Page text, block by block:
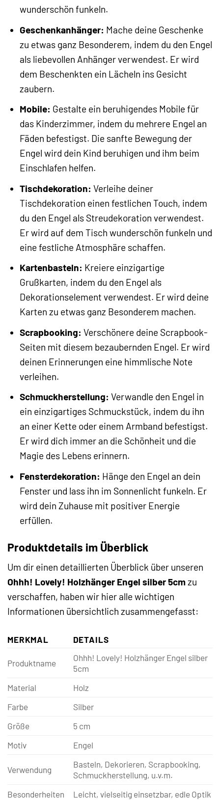
wunderschön funkeln.
Geschenkanhänger: Mache deine Geschenke
zu etwas ganz Besonderem, indem du den Engel
als liebevollen Anhänger verwendest. Er wird
dem Beschenkten ein Lächeln ins Gesicht
zaubern.
Mobile: Gestalte ein beruhigendes Mobile für
das Kinderzimmer, indem du mehrere Engel an
Fäden befestigst. Die sanfte Bewegung der
Engel wird dein Kind beruhigen und ihm beim
Einschlafen helfen.
Tischdekoration: Verleihe deiner
Tischdekoration einen festlichen Touch, indem
du den Engel als Streudekoration verwendest.
Er wird auf dem Tisch wunderschön funkeln und
eine festliche Atmosphäre schaffen.
Kartenbasteln: Kreiere einzigartige
Grußkarten, indem du den Engel als
Dekorationselement verwendest. Er wird deine
Karten zu etwas ganz Besonderem machen.
Scrapbooking: Verschönere deine Scrapbook-
Seiten mit diesem bezaubernden Engel. Er wird
deinen Erinnerungen eine himmlische Note
verleihen.
Schmuckherstellung: Verwandle den Engel in
ein einzigartiges Schmuckstück, indem du ihn
an einer Kette oder einem Armband befestigst.
Er wird dich immer an die Schönheit und die
Magie des Lebens erinnern.
Fensterdekoration: Hänge den Engel an dein
Fenster und lass ihn im Sonnenlicht funkeln. Er
wird dein Zuhause mit positiver Energie
erfüllen.
Produktdetails im Überblick
Um dir einen detaillierten Überblick über unseren
Ohhh! Lovely! Holzhänger Engel silber 5cmzu
verschaffen, haben wir hier alle wichtigen
Informationen übersichtlich zusammengefasst:
MERKMAL DETAILS
Produktname
Ohhh! Lovely! Holzhänger Engel silber
5cm
Material
Holz
Farbe
Silber
Größe
5 cm
Motiv
Engel
Verwendung
Basteln, Dekorieren, Scrapbooking,
Schmuckherstellung, u.v.m.
Besonderheiten
Leicht, vielseitig einsetzbar, edle Optik